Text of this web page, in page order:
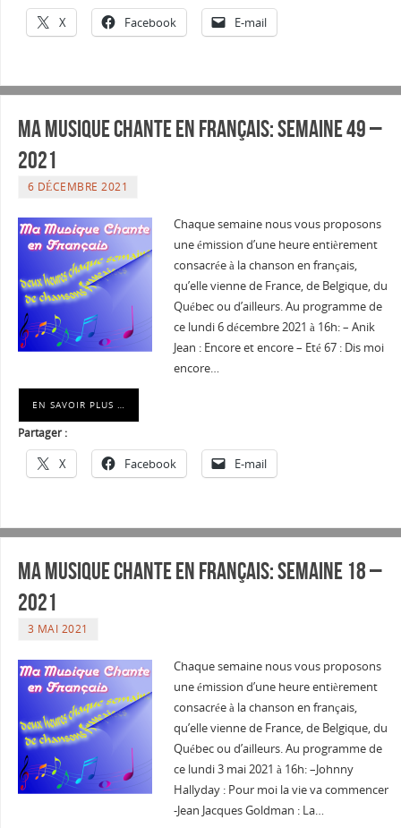
X Facebook E-mail
Ma musique chante en Français: Semaine 49 –
2021
6 DÉCEMBRE 2021
Chaque semaine nous vous proposons
une émission d’une heure entièrement
consacrée à la chanson en français,
qu’elle vienne de France, de Belgique, du
Québec ou d’ailleurs. Au programme de
ce lundi 6 décembre 2021 à 16h: – Anik
Jean : Encore et encore – Eté 67 : Dis moi
encore…
EN SAVOIR PLUS …
Partager :
X Facebook E-mail
Ma musique chante en Français: Semaine 18 –
2021
3 MAI 2021
Chaque semaine nous vous proposons
une émission d’une heure entièrement
consacrée à la chanson en français,
qu’elle vienne de France, de Belgique, du
Québec ou d’ailleurs. Au programme de
ce lundi 3 mai 2021 à 16h: –Johnny
Hallyday : Pour moi la vie va commencer
-Jean Jacques Goldman : La…